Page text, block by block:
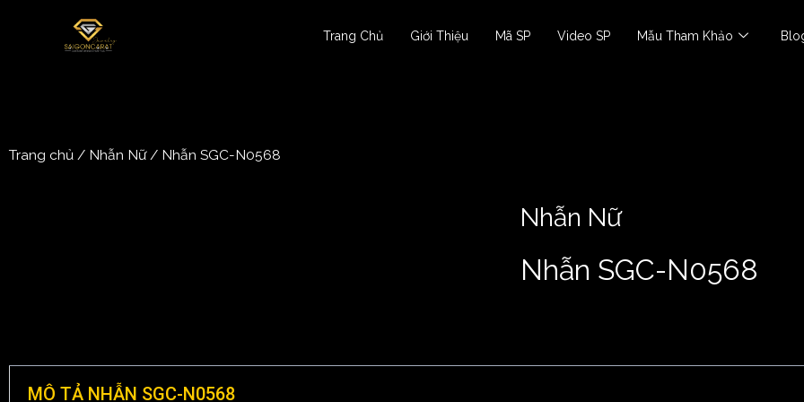
Trang Chủ Giới Thiệu Mã SP Video SP Mẫu Tham Khảo
Trang chủ / Nhẫn Nữ/ Nhẫn SGC-N0568
Nhẫn Nữ
Nhẫn SGC-N0568
MÔ TẢ NHẪN SGC-N0568